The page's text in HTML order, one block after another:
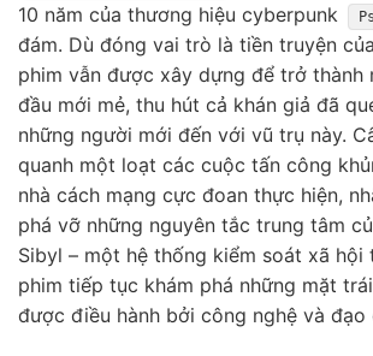
10 năm của thương hiệu cyberpunk
đám. Dù đóng vai trò là tiền truyện
phim vẫn được xây dựng để trở thành
đầu mới mẻ, thu hút cả khán giả đã
những người mới đến với vũ trụ này.
quanh một loạt các cuộc tấn công
nhà cách mạng cực đoan thực hiện,
phá vỡ những nguyên tắc trung tâm
Sibyl – một hệ thống kiểm soát xã hội
phim tiếp tục khám phá những mặt
được điều hành bởi công nghệ và đạo